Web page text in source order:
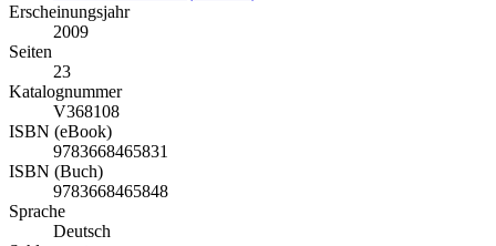
Erscheinungsjahr
2009
Seiten
23
Katalognummer
V368108
ISBN (eBook)
9783668465831
ISBN (Buch)
9783668465848
Sprache
Deutsch